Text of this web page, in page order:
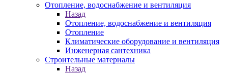
Отопление, водоснабжение и вентиляция
Назад
Отопление, водоснабжение и вентиляция
Отопление
Климатические оборудование и вентиляция
Инженерная сантехника
Строительные материалы
Назад